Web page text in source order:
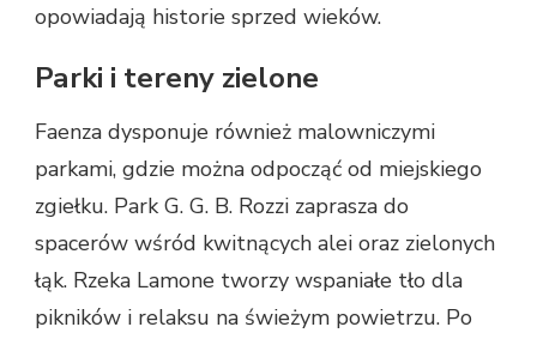
opowiadają historie sprzed wieków.
Parki i tereny zielone
Faenza dysponuje również malowniczymi
parkami, gdzie można odpocząć od miejskiego
zgiełku. Park G. G. B. Rozzi zaprasza do
spacerów wśród kwitnących alei oraz zielonych
łąk. Rzeka Lamone tworzy wspaniałe tło dla
pikników i relaksu na świeżym powietrzu. Po